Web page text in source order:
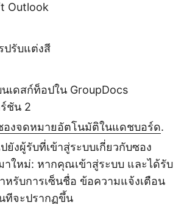
Outlook
ปรับแต่งสี
เดสก์ท็อปใน GroupDocs
ชัน 2
องจดหมายอัตโนมัติในแดชบอร์ด.
ยังผู้รับที่เข้าสู่ระบบเกี่ยวกับซอง
าใหม่: หากคุณเข้าสู่ระบบ และได้รับ
หรับการเซ็นชื่อ ข้อความแจ้งเตือน
ทีจะปรากฏขึ้น